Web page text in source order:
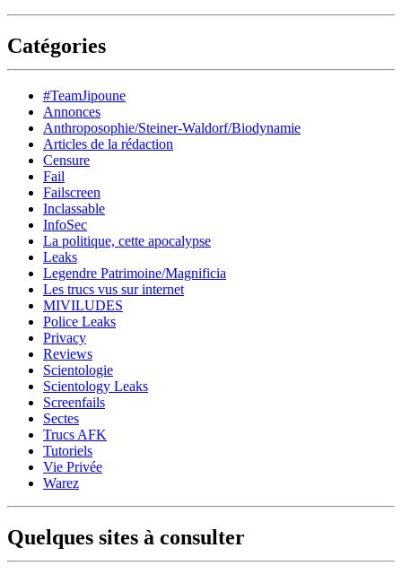
Catégories
#TeamJipoune
Annonces
Anthroposophie/Steiner-Waldorf/Biodynamie
Articles de la rédaction
Censure
Fail
Failscreen
Inclassable
InfoSec
La politique, cette apocalypse
Leaks
Legendre Patrimoine/Magnificia
Les trucs vus sur internet
MIVILUDES
Police Leaks
Privacy
Reviews
Scientologie
Scientology Leaks
Screenfails
Sectes
Trucs AFK
Tutoriels
Vie Privée
Warez
Quelques sites à consulter